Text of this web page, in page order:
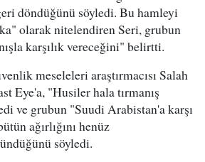
döndüğünü söyledi. Bu hamleyi
olarak nitelendiren Seri, grubun
karşılık vereceğini" belirtti.
meseleleri araştırmacısı Salah
Eye'a, "Husiler hala tırmanış
ve grubun "Suudi Arabistan'a karşı
ağırlığını henüz
söyledi.